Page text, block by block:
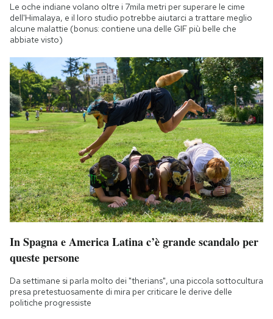
Le oche indiane volano oltre i 7mila metri per superare le cime
dell'Himalaya, e il loro studio potrebbe aiutarci a trattare meglio
alcune malattie (bonus: contiene una delle GIF più belle che
abbiate visto)
In Spagna e America Latina c’è grande scandalo per
queste persone
Da settimane si parla molto dei "therians", una piccola sottocultura
presa pretestuosamente di mira per criticare le derive delle
politiche progressiste